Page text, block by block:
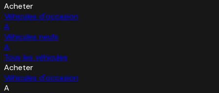
Acheter
Véhicules d'occasion
A
Véhicules neufs
A
Tous les véhicules
Acheter
Véhicules d'occasion
A